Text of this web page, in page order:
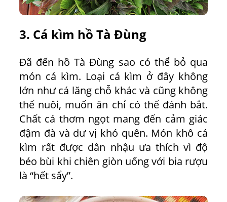
3. Cá kìm hồ Tà Đùng
Đã đến hồ Tà Đùng sao có thể bỏ qua
món cá kìm. Loại cá kìm ở đây không
lớn như cá lăng chỗ khác và cũng không
thể nuôi, muốn ăn chỉ có thể đánh bắt.
Chất cá thơm ngọt mang đến cảm giác
đậm đà và dư vị khó quên. Món khô cá
kìm rất được dân nhậu ưa thích vì độ
béo bùi khi chiên giòn uống với bia rượu
là “hết sẩy”.